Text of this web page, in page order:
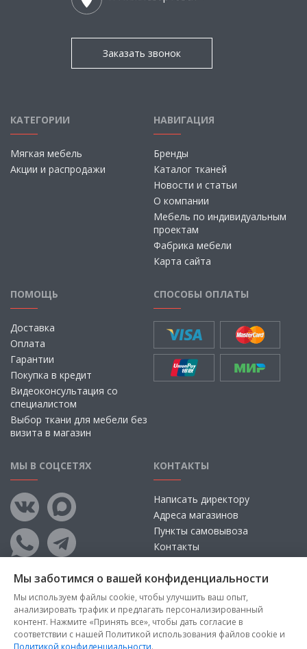
Заказать звонок
КАТЕГОРИИ
Мягкая мебель
Акции и распродажи
НАВИГАЦИЯ
Бренды
Каталог тканей
Новости и статьи
О компании
Мебель по индивидуальным
проектам
Фабрика мебели
Карта сайта
ПОМОЩЬ
Доставка
Оплата
Гарантии
Покупка в кредит
Видеоконсультация со
специалистом
Выбор ткани для мебели без
визита в магазин
СПОСОБЫ ОПЛАТЫ
МЫ В СОЦСЕТЯХ КОНТАКТЫ
Написать директору
Адреса магазинов
Пункты самовывоза
Контакты
Мы заботимся о вашей конфиденциальности
Мы используем файлы cookie, чтобы улучшить ваш опыт,
анализировать трафик и предлагать персонализированный
контент. Нажмите «Принять все», чтобы дать согласие в
соответствии с нашей Политикой использования файлов cookie и
Политикой конфиденциальности.